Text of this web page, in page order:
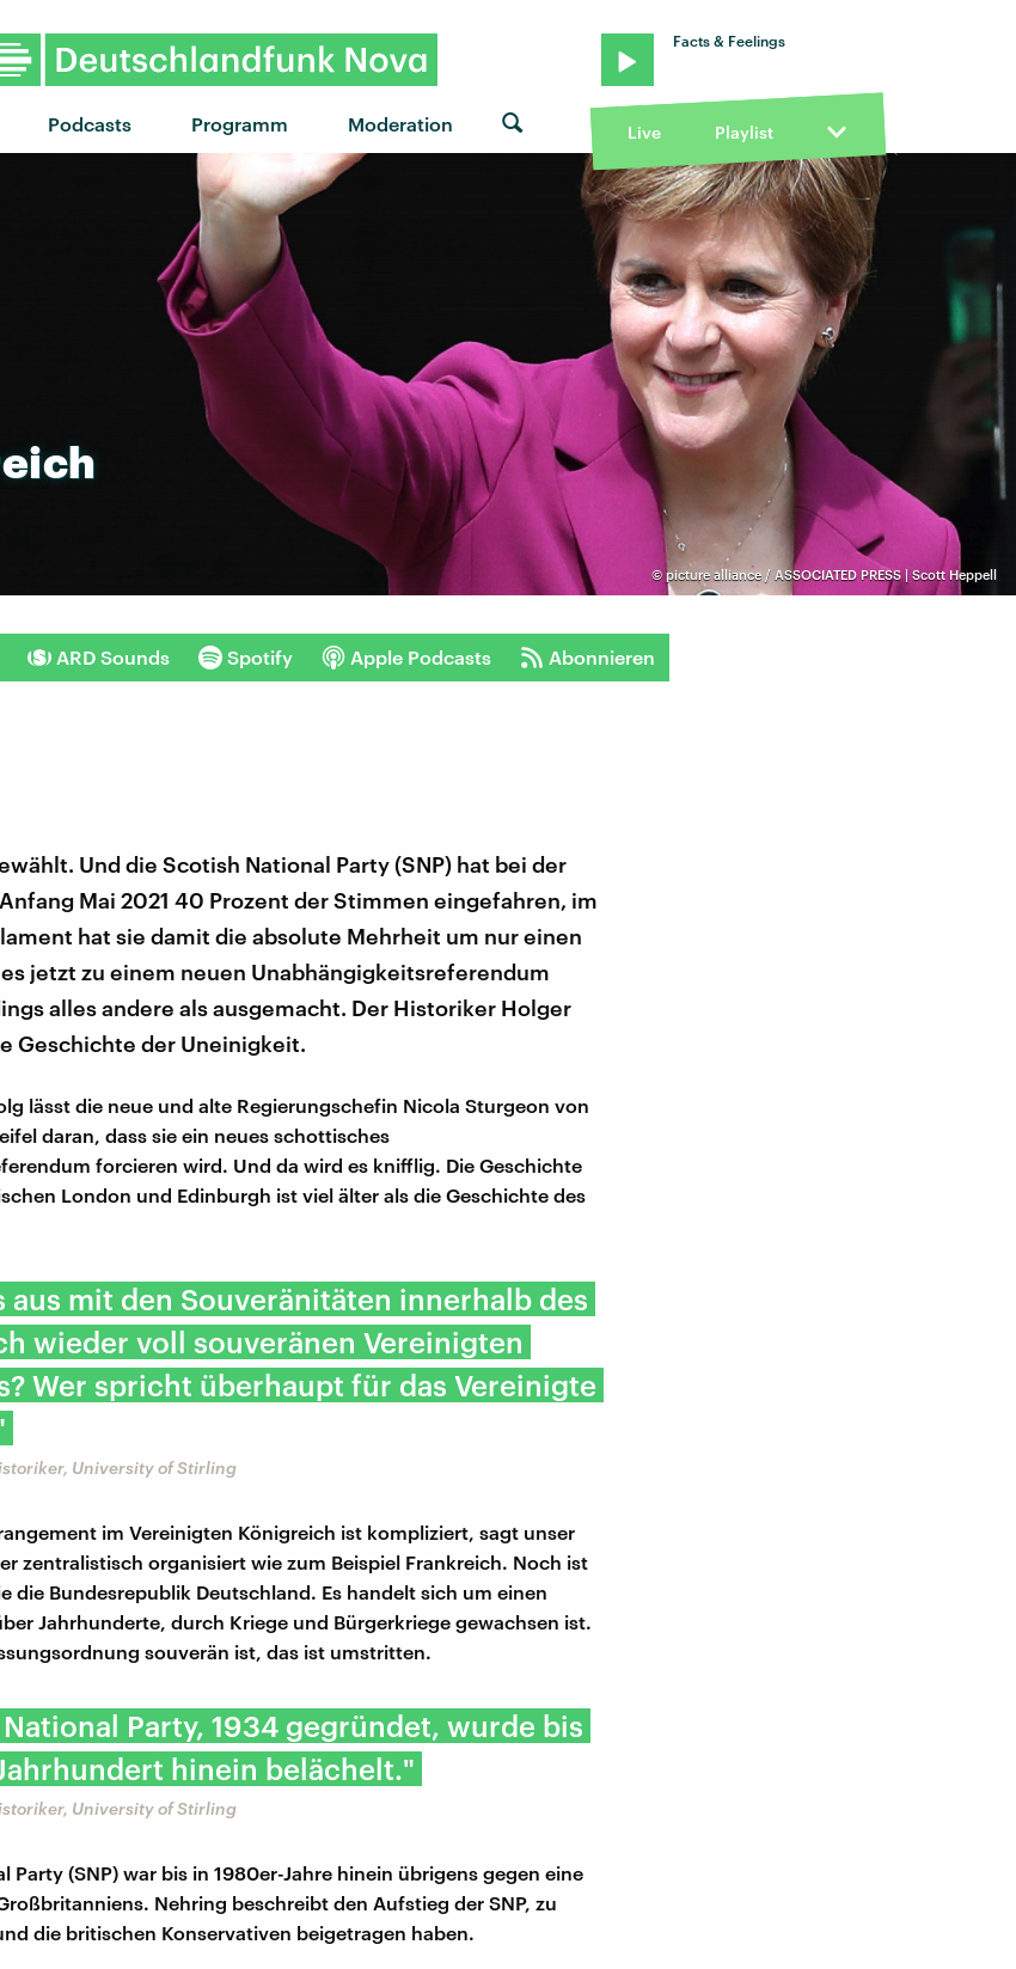
Podcasts Programm Moderation
Facts & Feelings
Live Playlist
© picture alliance / ASSOCIATED PRESS | Scott Heppell
ARD Sounds Spotify Apple Podcasts Abonnieren
Und die Scotish National Party (SNP) hat bei der
Mai 2021 40 Prozent der Stimmen eingefahren, im
hat sie damit die absolute Mehrheit um nur einen
jetzt zu einem neuen Unabhängigkeitsreferendum
alles andere als ausgemacht. Der Historiker Holger
Geschichte der Uneinigkeit.
lässt die neue und alte Regierungschefin Nicola Sturgeon von
daran, dass sie ein neues schottisches
forcieren wird. Und da wird es knifflig. Die Geschichte
London und Edinburgh ist viel älter als die Geschichte des
aus mit den Souveränitäten innerhalb des
wieder voll souveränen Vereinigten
Wer spricht überhaupt für das Vereinigte
University of Stirling
im Vereinigten Königreich ist kompliziert, sagt unser
zentralistisch organisiert wie zum Beispiel Frankreich. Noch ist
die Bundesrepublik Deutschland. Es handelt sich um einen
Jahrhunderte, durch Kriege und Bürgerkriege gewachsen ist.
souverän ist, das ist umstritten.
Party, 1934 gegründet, wurde bis
hinein belächelt."
University of Stirling
Party (SNP) war bis in 1980er-Jahre hinein übrigens gegen eine
Nehring beschreibt den Aufstieg der SNP, zu
die britischen Konservativen beigetragen haben.